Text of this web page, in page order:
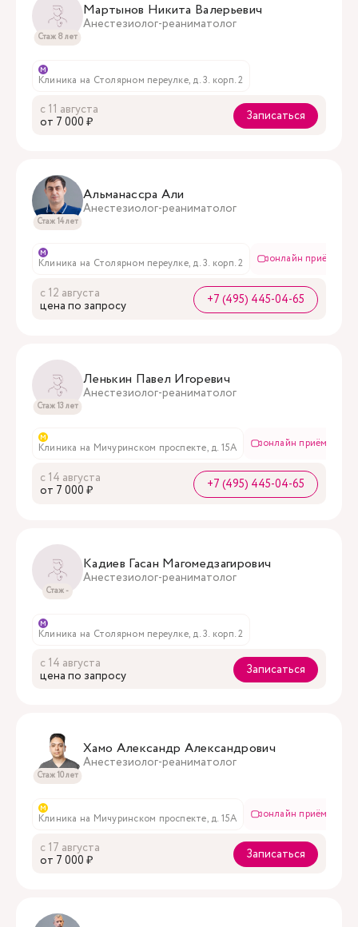
Стаж 8 лет
Мартынов Никита Валерьевич
Анестезиолог-реаниматолог
м
Клиника на Столярном переулке, д. 3. корп. 2
с 11 августа
oт 7 000 ₽
Записаться
Стаж 14 лет
Альманассра Али
Анестезиолог-реаниматолог
м
Клиника на Столярном переулке, д. 3. корп. 2
онлайн приём
с 12 августа
цена по запросу
+7 (495) 445-04-65
Стаж 13 лет
Ленькин Павел Игоревич
Анестезиолог-реаниматолог
м
Клиника на Мичуринском проспекте, д. 15А
онлайн приём
с 14 августа
oт 7 000 ₽
+7 (495) 445-04-65
Стаж -
Кадиев Гасан Магомедзагирович
Анестезиолог-реаниматолог
м
Клиника на Столярном переулке, д. 3. корп. 2
с 14 августа
цена по запросу
Записаться
Стаж 10 лет
Хамо Александр Александрович
Анестезиолог-реаниматолог
м
Клиника на Мичуринском проспекте, д. 15А
онлайн приём
с 17 августа
oт 7 000 ₽
Записаться